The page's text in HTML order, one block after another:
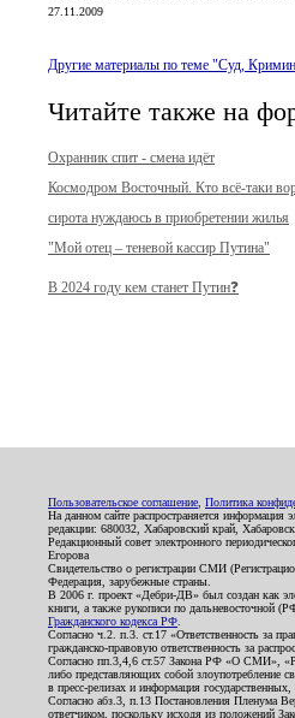
27.11.2009
Другие материалы по теме "Суд,
Читайте также на
Охранник спит - смена идёт
Космодром Восточный. Кто всё-таки
сирота нуждаюсь в приобретении жилья
"Мой отец – теневой кассир Путина"
В 2024 году кем станет Путин❓
Пользовательское соглашение Политика
На данном сайте распространяется
редакции: 680032, Хабаровский край,
Редакционный совет электронного
Егорова
Свидетельство о регистрации СМИ
Федерация, зарубежные страны.
В 2006 г. проект «Дебри-ДВ» был создан как
книги, а также рукописи по дальневосточной
Гражданского кодекса РФ
Согласно ч.2. п.3. ст.17 «Ответственность за
гражданско-правовую ответственность за
Согласно пп.3,4,6 ст.57 Закона РФ «О СМИ»,
либо представляющих собой злоупотребление
в пресс-релизах и информация
Согласно абз.3, п.13 Постановления Пленума
ответчиком, поскольку исходя из положений